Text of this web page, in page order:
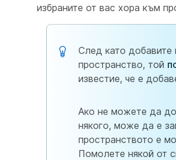
избраните от вас хора към
След като добавите
пространство, той
известие, че е
Ако не можете да
някого, може да е
пространството е
Помолете някой от